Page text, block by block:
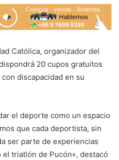
Católica, organizador del
20 cupos gratuitos
discapacidad en su
el deporte como un espacio
que cada deportista, sin
ser parte de experiencias
triatlón de Pucón», destacó